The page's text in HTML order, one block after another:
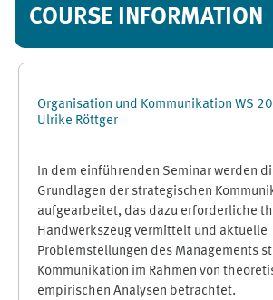
COURSE INFORMATION
Organisation und Kommunikation WS
Ulrike Röttger
In dem einführenden Seminar werden
Grundlagen der strategischen
aufgearbeitet, das dazu erforderliche
Handwerkszeug vermittelt und aktuelle
Problemstellungen des Managements
Kommunikation im Rahmen von
empirischen Analysen betrachtet.